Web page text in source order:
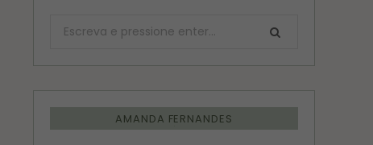
Procurar:
AMANDA FERNANDES